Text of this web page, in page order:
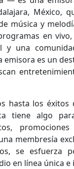
México,
música y
en
y una
emisora es un
hasta los éxitos
tiene algo
membresía
se esfuerza
en línea única e